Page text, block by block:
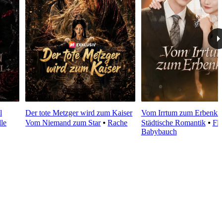
Der tote Metzger wird zum Kaiser
Vom Niemand zum Star⦁Rache
Vom Irrtum zum
Städtische Romantik⦁
Babybauch